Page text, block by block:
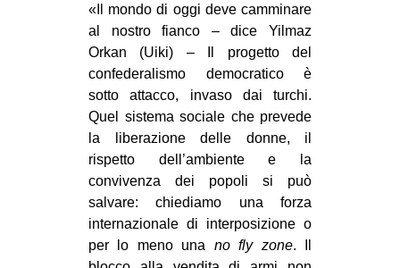
«Il mondo di oggi deve camminare
al nostro fianco – dice Yilmaz
Orkan (Uiki) – Il progetto del
confederalismo democratico è
sotto attacco, invaso dai turchi.
Quel sistema sociale che prevede
la liberazione delle donne, il
rispetto dell’ambiente e la
convivenza dei popoli si può
salvare: chiediamo una forza
internazionale di interposizione o
per lo meno una no fly zone. Il